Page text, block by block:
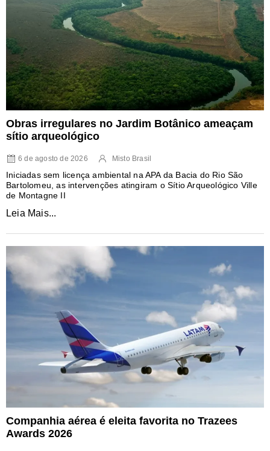
Obras irregulares no Jardim Botânico ameaçam
sítio arqueológico
6 de agosto de 2026 Misto Brasil
Iniciadas sem licença ambiental na APA da Bacia do Rio São
Bartolomeu, as intervenções atingiram o Sítio Arqueológico Ville
de Montagne II
Leia Mais...
Companhia aérea é eleita favorita no Trazees
Awards 2026